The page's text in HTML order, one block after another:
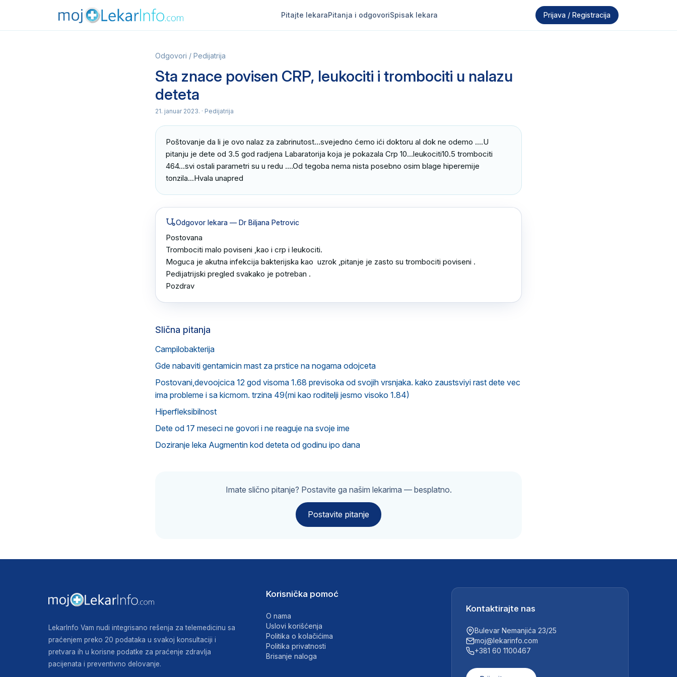
Pitajte lekaraPitanja i odgovoriSpisak lekara Prijava / Registracija
Odgovori / Pedijatrija
Sta znace povisen CRP, leukociti i trombociti u nalazu
deteta
21. januar 2023. · Pedijatrija
Poštovanje da li je ovo nalaz za zabrinutost...svejedno ćemo ići doktoru al dok ne odemo ....U
pitanju je dete od 3.5 god radjena Labaratorija koja je pokazala Crp 10...leukociti10.5 trombociti
464...svi ostali parametri su u redu ....Od tegoba nema nista posebno osim blage hiperemije
tonzila...Hvala unapred
Odgovor lekara — Dr Biljana Petrovic
Postovana
Trombociti malo poviseni ,kao i crp i leukociti.
Moguca je akutna infekcija bakterijska kao  uzrok ,pitanje je zasto su trombociti poviseni .
Pedijatrijski pregled svakako je potreban .
Pozdrav
Slična pitanja
Campilobakterija
Gde nabaviti gentamicin mast za prstice na nogama odojceta
Postovani,devoojcica 12 god visoma 1.68 previsoka od svojih vrsnjaka. kako zaustsviyi rast dete vec
ima probleme i sa kicmom. trzina 49(mi kao roditelji jesmo visoko 1.84)
Hiperfleksibilnost
Dete od 17 meseci ne govori i ne reaguje na svoje ime
Doziranje leka Augmentin kod deteta od godinu ipo dana
Imate slično pitanje? Postavite ga našim lekarima — besplatno.
Postavite pitanje
LekarInfo Vam nudi integrisano rešenja za telemedicinu sa
praćenjem preko 20 podataka u svakoj konsultaciji i
pretvara ih u korisne podatke za praćenje zdravlja
pacijenata i preventivno delovanje.
Korisnička pomoć
O nama
Uslovi korišćenja
Politika o kolačićima
Politika privatnosti
Brisanje naloga
Kontaktirajte nas
Bulevar Nemanjića 23/25
moj@lekarinfo.com
+381 60 1100467